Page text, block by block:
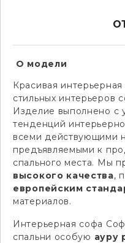
О модели
Красивая
стильных интерьеров
Изделие выполнено с
тенденций
всеми действующими
предъявляемыми к
спального места. Мы
высокого качества,
европейским
материалов.
Интерьерная софа
спальни особую ауру